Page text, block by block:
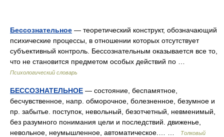
Бессознательное — теоретический конструкт, обозначающий
психические процессы, в отношении которых отсутствует
субъективный контроль. Бессознательным оказывается все то,
что не становится предметом особых действий по …
Психологический словарь
БЕССОЗНАТЕЛЬНОЕ — состояние, беспамятное,
бесчувственное, напр. обморочное, болезненное, безумное и
пр. забытье. поступок, невольный, безотчетный, невменимый,
без разумного понимания цели и последствий. движенье,
невольное, неумышленное, автоматическое.… …
Толковый